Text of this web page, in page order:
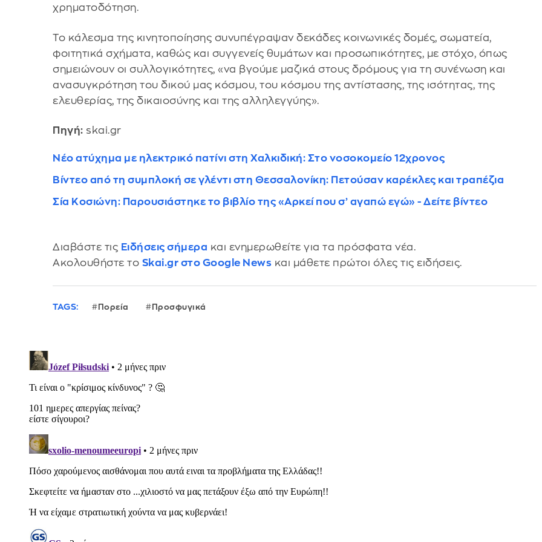
χρηματοδότηση.
Το κάλεσμα της κινητοποίησης συνυπέγραψαν δεκάδες κοινωνικές δομές, σωματεία,
φοιτητικά σχήματα, καθώς και συγγενείς θυμάτων και προσωπικότητες, με στόχο, όπως
σημειώνουν οι συλλογικότητες, «να βγούμε μαζικά στους δρόμους για τη συνένωση και
ανασυγκρότηση του δικού μας κόσμου, του κόσμου της αντίστασης, της ισότητας, της
ελευθερίας, της δικαιοσύνης και της αλληλεγγύης».
Πηγή: skai.gr
Νέο ατύχημα με ηλεκτρικό πατίνι στη Χαλκιδική: Στο νοσοκομείο 12χρονος
Βίντεο από τη συμπλοκή σε γλέντι στη Θεσσαλονίκη: Πετούσαν καρέκλες και τραπέζια
Σία Κοσιώνη: Παρουσιάστηκε το βιβλίο της «Αρκεί που σ’ αγαπώ εγώ» - Δείτε βίντεο
Διαβάστε τις Ειδήσεις σήμερα και ενημερωθείτε για τα πρόσφατα νέα.
Ακολουθήστε το Skai.gr στο Google News και μάθετε πρώτοι όλες τις ειδήσεις.
TAGS: Πορεία Προσφυγικά